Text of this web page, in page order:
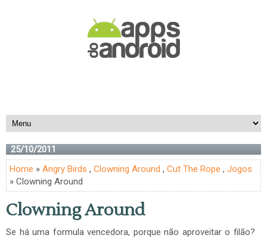
25/10/2011
Home » Angry Birds , Clowning Around , Cut The Rope , Jogos
» Clowning Around
Clowning Around
Se há uma formula vencedora, porque não aproveitar o filão?